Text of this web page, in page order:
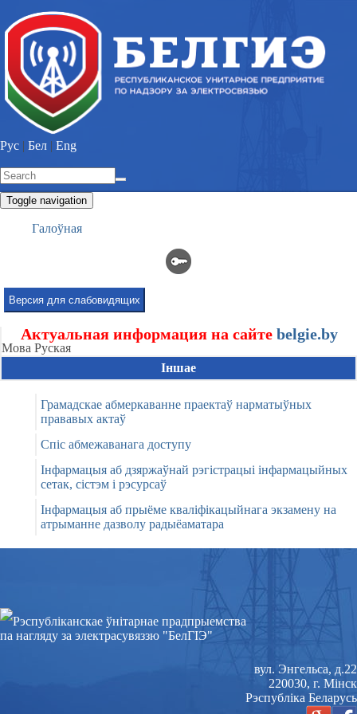
main
content
Рус | Бел | Eng
Search
form
Search
Toggle navigation
Галоўная
Версия для слабовидящих
Актуальная информация на сайте belgie.by
Мова Руская
Іншае
Грамадскае абмеркаванне праектаў нарматыўных
прававых актаў
Спіс абмежаванага доступу
Інфармацыя аб дзяржаўнай рэгістрацыі інфармацыйных
сетак, сістэм і рэсурсаў
Інфармацыя аб прыёме кваліфікацыйнага экзамену на
атрыманне дазволу радыёаматара
Рэспублiканскае ўнiтарнае прадпрыемства
па нагляду за электрасувяззю "БелГІЭ"
вул. Энгельса, д.22
220030, г. Мінск
Рэспубліка Беларусь